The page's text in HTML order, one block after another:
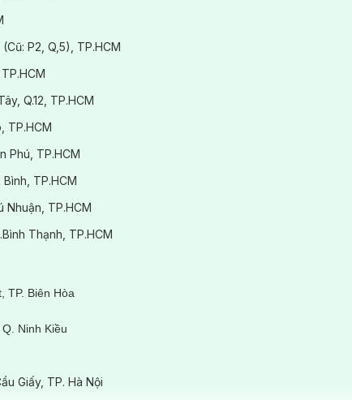
P2, Q,5), TP.HCM
Q.12, TP.HCM
TP.HCM
Phú, TP.HCM
Bình, TP.HCM
Nhuận, TP.HCM
Thạnh, TP.HCM
TP. Biên Hòa
Ninh Kiều
Giấy, TP. Hà Nội